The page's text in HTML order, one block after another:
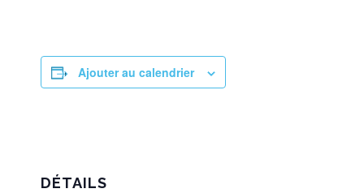
Ajouter au calendrier
DÉTAILS